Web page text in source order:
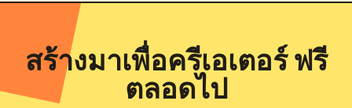
สร้างมาเพื่อครีเอเตอร์ ฟรี
ตลอดไป